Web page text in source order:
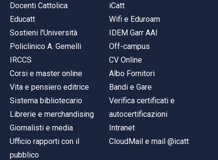
Docenti Cattolica
Educatt
Sostieni l'Università
Policlinico A. Gemelli
IRCCS
Corsi e master online
Vita e pensiero editrice
Sistema bibliotecario
Librerie e merchandising
Giornalisti e media
Ufficio rapporti con il
pubblico
iCatt
Wifi e Eduroam
IDEM Garr AAI
Off-campus
CV Online
Albo Fornitori
Bandi e Gare
Verifica certificati e
autocertificazioni
Intranet
CloudMail e mail @icatt